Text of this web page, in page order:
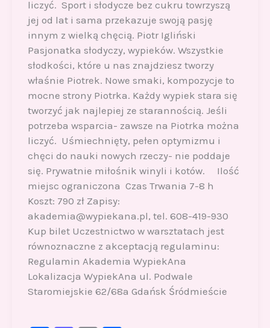
liczyć. Sport i słodycze bez cukru towrzyszą
jej od lat i sama przekazuje swoją pasję
innym z wielką chęcią. Piotr Igliński
Pasjonatka słodyczy, wypieków. Wszystkie
słodkości, które u nas znajdziesz tworzy
właśnie Piotrek. Nowe smaki, kompozycje to
mocne strony Piotrka. Każdy wypiek stara się
tworzyć jak najlepiej ze starannością. Jeśli
potrzeba wsparcia- zawsze na Piotrka można
liczyć. Uśmiechnięty, pełen optymizmu i
chęci do nauki nowych rzeczy- nie poddaje
się. Prywatnie miłośnik winyli i kotów. Ilość
miejsc ograniczona Czas Trwania 7-8 h
Koszt: 790 zł Zapisy:
akademia@wypiekana.pl, tel. 608-419-930
Kup bilet Uczestnictwo w warsztatach jest
równoznaczne z akceptacją regulaminu:
Regulamin Akademia WypiekAna
Lokalizacja WypiekAna ul. Podwale
Staromiejskie 62/68a Gdańsk Śródmieście